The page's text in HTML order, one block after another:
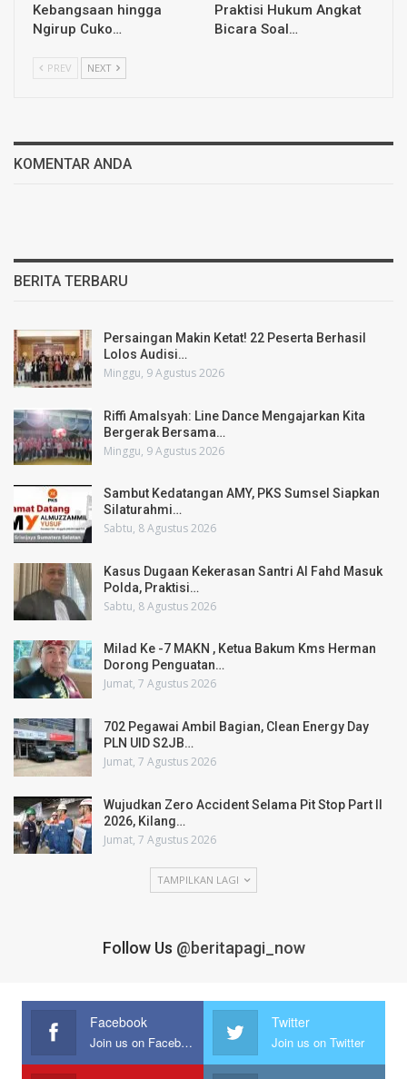
Kebangsaan hingga
Ngirup Cuko…
Praktisi Hukum Angkat
Bicara Soal…
PREV NEXT
KOMENTAR ANDA
BERITA TERBARU
Persaingan Makin Ketat! 22 Peserta Berhasil
Lolos Audisi…
Minggu, 9 Agustus 2026
Riffi Amalsyah: Line Dance Mengajarkan Kita
Bergerak Bersama…
Minggu, 9 Agustus 2026
Sambut Kedatangan AMY, PKS Sumsel Siapkan
Silaturahmi…
Sabtu, 8 Agustus 2026
Kasus Dugaan Kekerasan Santri Al Fahd Masuk
Polda, Praktisi…
Sabtu, 8 Agustus 2026
Milad Ke -7 MAKN , Ketua Bakum Kms Herman
Dorong Penguatan…
Jumat, 7 Agustus 2026
702 Pegawai Ambil Bagian, Clean Energy Day
PLN UID S2JB…
Jumat, 7 Agustus 2026
Wujudkan Zero Accident Selama Pit Stop Part II
2026, Kilang…
Jumat, 7 Agustus 2026
TAMPILKAN LAGI
Follow Us @beritapagi_now
Facebook
Join us on Facebook
Twitter
Join us on Twitter